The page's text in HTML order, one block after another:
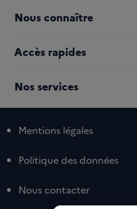
Nous connaître
Accès rapides
Nos services
Mentions légales
Politique des données
Nous contacter